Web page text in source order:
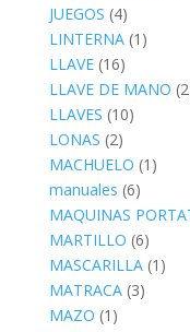
JUEGOS (4)
LINTERNA (1)
LLAVE (16)
LLAVE DE MANO
LLAVES (10)
LONAS (2)
MACHUELO (1)
manuales (6)
MAQUINAS
MARTILLO (6)
MASCARILLA (1)
MATRACA (3)
MAZO (1)